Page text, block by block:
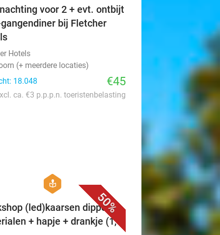
voor 2 + evt. ontbijt
bij Fletcher
Hotels
(+ meerdere locaties)
18.048
€45
ca. €3 p.p.p.n. toeristenbelasting
50%
hexagon
course
(led)kaarsen dippen +
+ hapje + drankje (1,5